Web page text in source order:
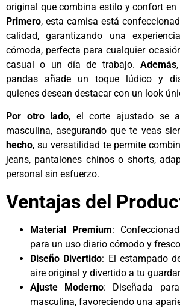
original que combina estilo y confort en
Primero, esta camisa está
calidad, garantizando una
cómoda, perfecta para cualquier
casual o un día de trabajo. Además
pandas añade un toque lúdico y
quienes desean destacar con un look
Por otro lado, el corte ajustado se
masculina, asegurando que te veas
hecho, su versatilidad te permite
jeans, pantalones chinos o shorts,
personal sin esfuerzo.
Ventajas del
Material Premium:
para un uso diario cómodo y
Diseño Divertido: El estampado
aire original y divertido a tu
Ajuste Moderno: Diseñada
masculina, favoreciendo una